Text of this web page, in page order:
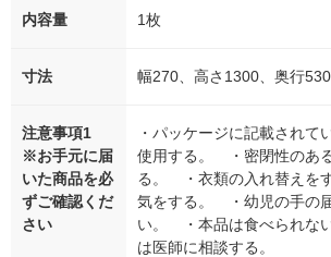
内容量 1枚
寸法 幅270、高さ1300、奥行
注意事項1
※お手元に届
いた商品を必
ずご確認くだ
さい
・パッケージに記載されて
使用する。 ・密閉性のあ
る。 ・衣類の入れ替えを
気をする。 ・幼児の手の
い。 ・本品は食べられな
は医師に相談する。